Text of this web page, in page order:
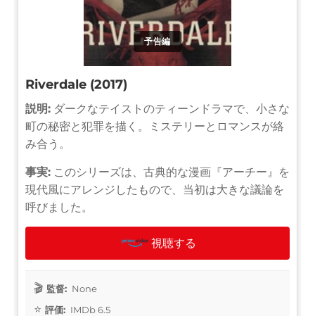
予告編
Riverdale (2017)
説明: ダークなテイストのティーンドラマで、小さな
町の秘密と犯罪を描く。ミステリーとロマンスが絡
み合う。
事実: このシリーズは、古典的な漫画『アーチー』を
現代風にアレンジしたもので、当初は大きな議論を
呼びました。
視聴する
監督: None
評価: IMDb 6.5